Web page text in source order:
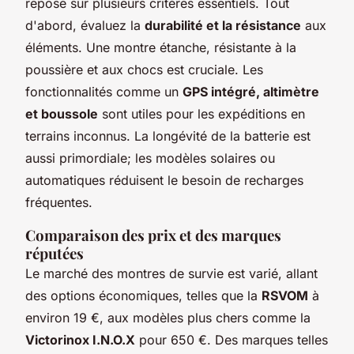
d'abord, évaluez la durabilité et la résistance aux
éléments. Une montre étanche, résistante à la
poussière et aux chocs est cruciale. Les
fonctionnalités comme un GPS intégré, altimètre
et boussole sont utiles pour les expéditions en
terrains inconnus. La longévité de la batterie est
aussi primordiale; les modèles solaires ou
automatiques réduisent le besoin de recharges
fréquentes.
Comparaison des prix et des marques
réputées
Le marché des montres de survie est varié, allant
des options économiques, telles que la RSVOM à
environ 19 €, aux modèles plus chers comme la
Victorinox I.N.O.X pour 650 €. Des marques telles